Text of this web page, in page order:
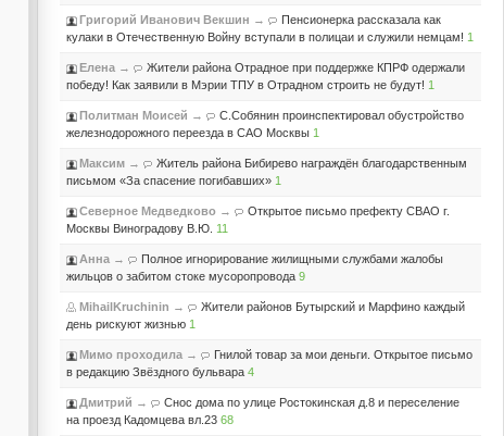
Григорий Иванович Векшин →
Пенсионерка рассказала как
кулаки в Отечественную Войну вступали в полицаи и служили немцам! 1
Елена→
Жители района Отрадное при поддержке КПРФ одержали
победу! Как заявили в Мэрии ТПУ в Отрадном строить не будут! 1
Политман Моисей →
С.Собянин проинспектировал обустройство
железнодорожного переезда в САО Москвы 1
Максим→
Житель района Бибирево награждён благодарственным
письмом «За спасение погибавших» 1
Северное Медведково →
Открытое письмо префекту СВАО г.
Москвы Виноградову В.Ю. 11
Анна→
Полное игнорирование жилищными службами жалобы
жильцов о забитом стоке мусоропровода 9
MihailKruchinin →
Жители районов Бутырский и Марфино каждый
день рискуют жизнью 1
Мимо проходила→
Гнилой товар за мои деньги. Открытое письмо
в редакцию Звёздного бульвара 4
Дмитрий →
Снос дома по улице Ростокинская д.8 и переселение
на проезд Кадомцева вл.23 68